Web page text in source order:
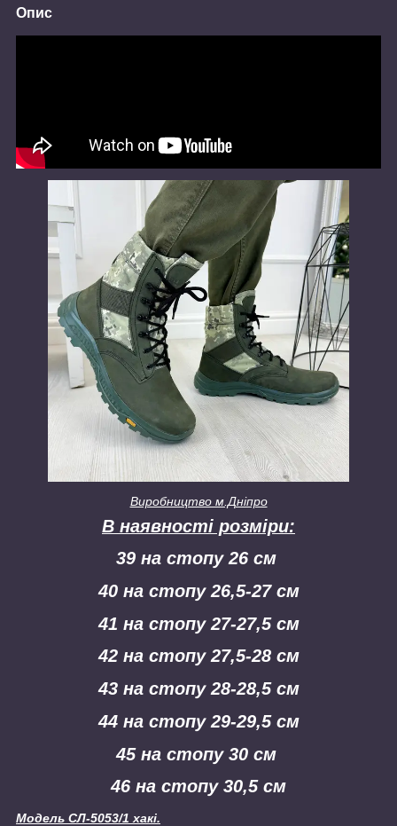
Опис
Виробництво м.Дніпро
В наявності розміри:
39 на стопу 26 см
40 на стопу 26,5-27 см
41 на стопу 27-27,5 см
42 на стопу 27,5-28 см
43 на стопу 28-28,5 см
44 на стопу 29-29,5 см
45 на стопу 30 см
46 на стопу 30,5 см
Модель СЛ-5053/1 хакі.